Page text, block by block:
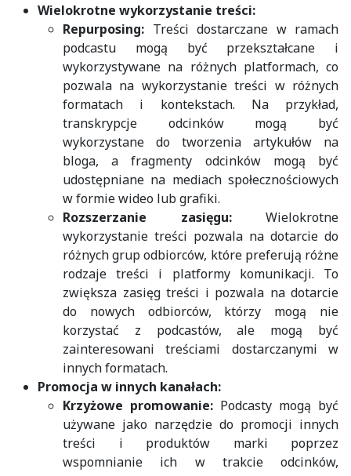
Wielokrotne wykorzystanie treści:
Repurposing: Treści dostarczane w ramach
podcastu mogą być przekształcane i
wykorzystywane na różnych platformach, co
pozwala na wykorzystanie treści w różnych
formatach i kontekstach. Na przykład,
transkrypcje odcinków mogą być
wykorzystane do tworzenia artykułów na
bloga, a fragmenty odcinków mogą być
udostępniane na mediach społecznościowych
w formie wideo lub grafiki.
Rozszerzanie zasięgu:Wielokrotne
wykorzystanie treści pozwala na dotarcie do
różnych grup odbiorców, które preferują różne
rodzaje treści i platformy komunikacji. To
zwiększa zasięg treści i pozwala na dotarcie
do nowych odbiorców, którzy mogą nie
korzystać z podcastów, ale mogą być
zainteresowani treściami dostarczanymi w
innych formatach.
Promocja w innych kanałach:
Krzyżowe promowanie: Podcasty mogą być
używane jako narzędzie do promocji innych
treści i produktów marki poprzez
wspomnianie ich w trakcie odcinków,